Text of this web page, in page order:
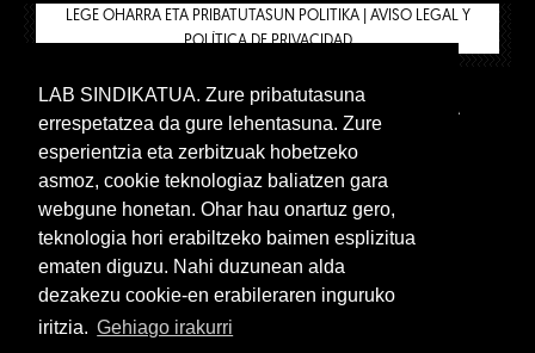
LEGE OHARRA ETA PRIBATUTASUN POLITIKA | AVISO LEGAL Y
POLÍTICA DE PRIVACIDAD
BIZILAN.EUS
TIENDA
INTRANET 🔑
Euskera Castellano
LAB SINDIKATUA. Zure pribatutasuna
errespetatzea da gure lehentasuna. Zure
esperientzia eta zerbitzuak hobetzeko
asmoz, cookie teknologiaz baliatzen gara
webgune honetan. Ohar hau onartuz gero,
teknologia hori erabiltzeko baimen esplizitua
ematen diguzu. Nahi duzunean alda
dezakezu cookie-en erabileraren inguruko
iritzia. Gehiago irakurri